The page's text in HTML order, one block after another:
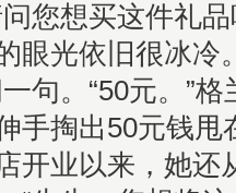
您想买这件礼
眼光依旧很冰冷
句。“50元。”
手掏出50元钱甩
开业以来，她还